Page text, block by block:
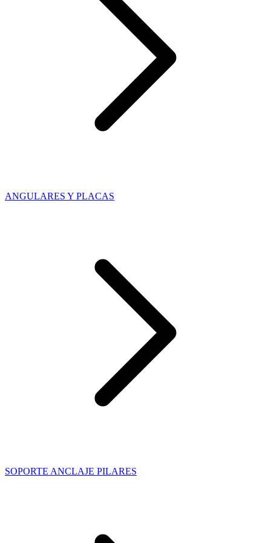
ANGULARES Y PLACAS
SOPORTE ANCLAJE PILARES